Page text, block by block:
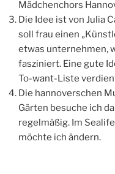
etwas unternehmen,
fasziniert. Eine gute
To-want-Liste
Die hannoverschen
Gärten besuche ich
regelmäßig. Im Sealife
möchte ich ändern.
Sport und